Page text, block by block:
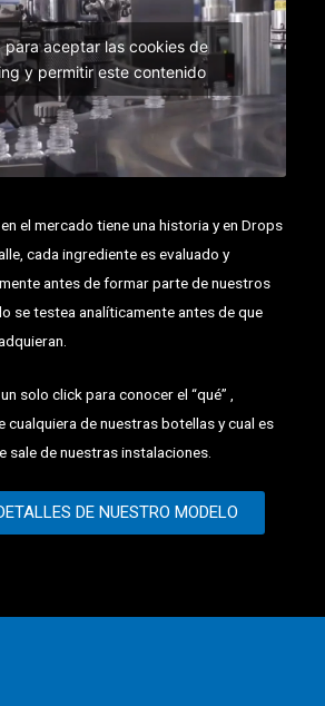
el mercado tiene una historia y en Drops
cada ingrediente es evaluado y
antes de formar parte de nuestros
se testea analíticamente antes de que
solo click para conocer el “qué” ,
cualquiera de nuestras botellas y cual es
sale de nuestras instalaciones.
DE NUESTRO MODELO
para aceptar las cookies de
y permitir este contenido